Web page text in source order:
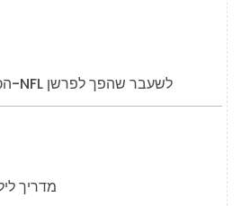
הכל על בריידי קווין, כוכב ה-NFL לשעבר שהפך לפרשן
מדריך